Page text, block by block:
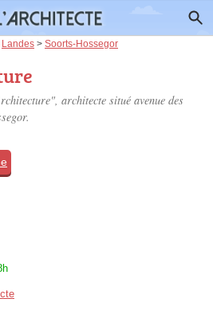
Landes > Soorts-Hossegor
architecte situé avenue des